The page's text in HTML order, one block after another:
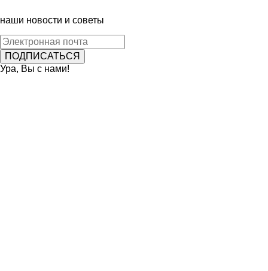
наши новости и советы
Ура, Вы с нами!